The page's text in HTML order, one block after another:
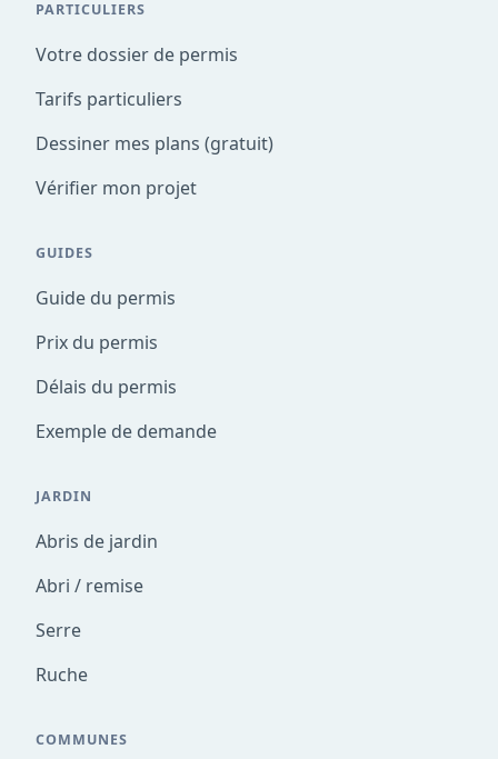
PARTICULIERS
Votre dossier de permis
Tarifs particuliers
Dessiner mes plans (gratuit)
Vérifier mon projet
GUIDES
Guide du permis
Prix du permis
Délais du permis
Exemple de demande
JARDIN
Abris de jardin
Abri / remise
Serre
Ruche
COMMUNES